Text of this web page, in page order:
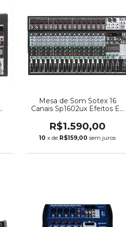
Mesa de Som Sotex 16
Canais Sp1602ux Efeitos Eq
R$1.590,00
10 x de R$159,00 sem juros